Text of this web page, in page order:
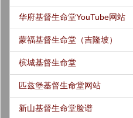
华府基督生命堂YouTube网站
蒙福基督生命堂（吉隆坡）
槟城基督生命堂
匹兹堡基督生命堂网站
新山基督生命堂脸谱